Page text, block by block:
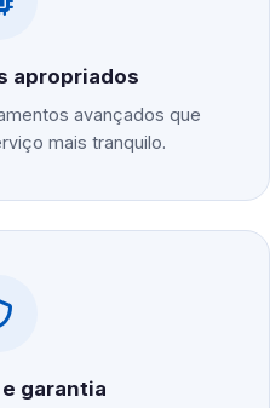
apropriados
avançados que
mais tranquilo.
garantia